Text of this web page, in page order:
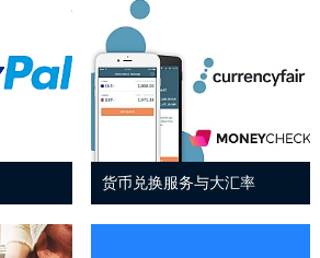
货币兑换服务与大汇率